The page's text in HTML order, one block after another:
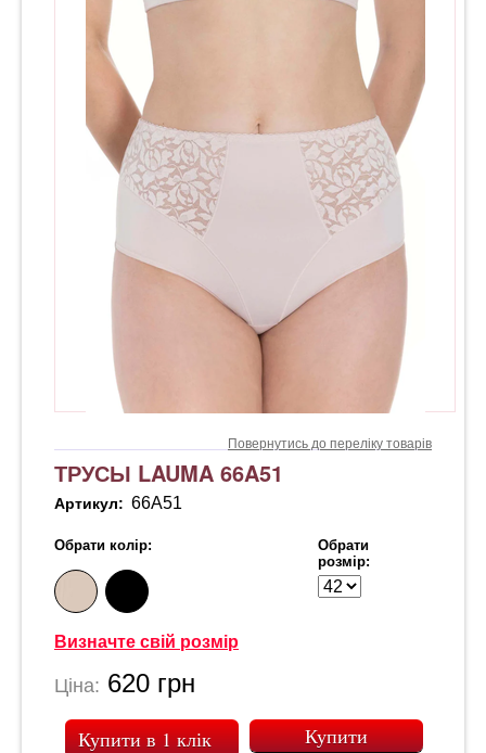
Повернутись до переліку товарів
ТРУСЫ LAUMA 66A51
Артикул: 66A51
Обрати колір:
Обрати
розмір:
Визначте свій розмір
Ціна: 620 грн
Купити в 1 клік